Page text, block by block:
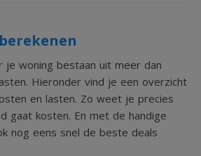
je woning bestaan uit meer dan
Hieronder vind je een overzicht
en lasten. Zo weet je precies
gaat kosten. En met de handige
nog eens snel de beste deals